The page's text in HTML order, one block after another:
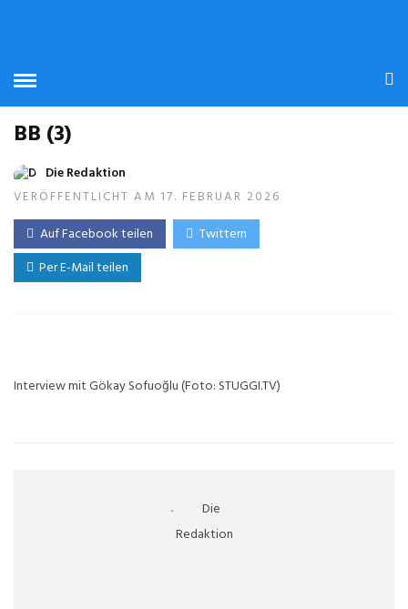
BB (3)
Die Redaktion
VERÖFFENTLICHT AM 17. FEBRUAR 2026
Auf Facebook teilen
Twittern
Per E-Mail teilen
Interview mit Gökay Sofuoğlu (Foto: STUGGI.TV)